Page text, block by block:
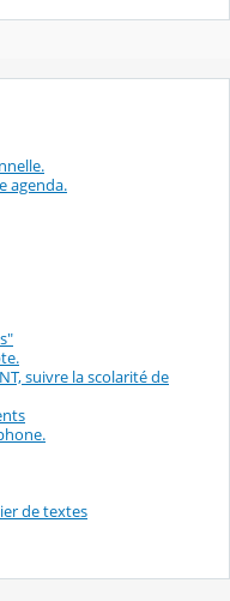
é
l
agenda.
suivre la scolarité de
de textes